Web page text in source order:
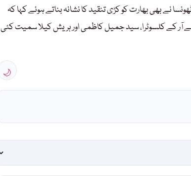
نے بھی بھارت کو کڑی تنقید کا نشانہ بناتے ہوئے کہا کہ
آر کے کلسوٹرا، سید جمیل کاظمی اور ہریش کیلا سمیت کئی
🌙